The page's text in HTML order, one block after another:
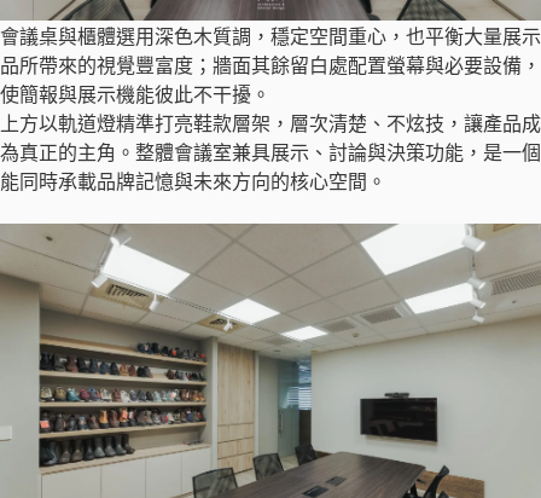
會議桌與櫃體選用深色木質調，穩定空間重心，也平衡大量展示
品所帶來的視覺豐富度；牆面其餘留白處配置螢幕與必要設備，
使簡報與展示機能彼此不干擾。
上方以軌道燈精準打亮鞋款層架，層次清楚、不炫技，讓產品成
為真正的主角。整體會議室兼具展示、討論與決策功能，是一個
能同時承載品牌記憶與未來方向的核心空間。